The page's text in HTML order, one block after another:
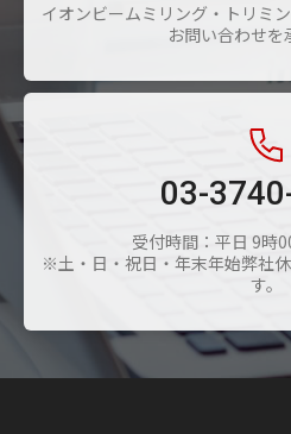
イオンビームミリング・トリミ
お問い合わせを
03-
受付時間：平日 9時
※土・日・祝日・年末年始弊社
す。